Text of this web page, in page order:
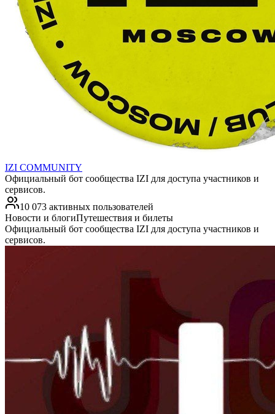
IZI COMMUNITY
Официальный бот сообщества IZI для доступа участников и
сервисов.
10 073 активных пользователей
Новости и блогиПутешествия и билеты
Официальный бот сообщества IZI для доступа участников и
сервисов.